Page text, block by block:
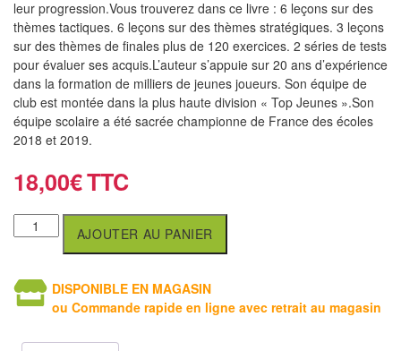
Livres
en
anglais
Livres
en
français
Tables
Accessoires
Jeux
société
leur progression.Vous trouverez dans ce livre : 6 leçons sur des
thèmes tactiques. 6 leçons sur des thèmes stratégiques. 3 leçons
sur des thèmes de finales plus de 120 exercices. 2 séries de tests
pour évaluer ses acquis.L’auteur s’appuie sur 20 ans d’expérience
dans la formation de milliers de jeunes joueurs. Son équipe de
club est montée dans la plus haute division « Top Jeunes ».Son
équipe scolaire a été sacrée championne de France des écoles
2018 et 2019.
18,00€
AJOUTER AU PANIER
DISPONIBLE EN MAGASIN
ou Commande rapide en ligne avec retrait au magasin